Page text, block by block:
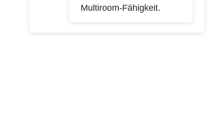
Multiroom-Fähigkeit.